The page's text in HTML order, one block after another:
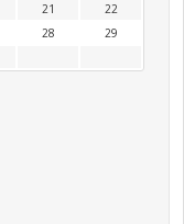
21
22
28
29